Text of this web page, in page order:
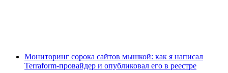
Мониторинг сорока сайтов мышкой: как я написал
Terraform-провайдер и опубликовал его в реестре